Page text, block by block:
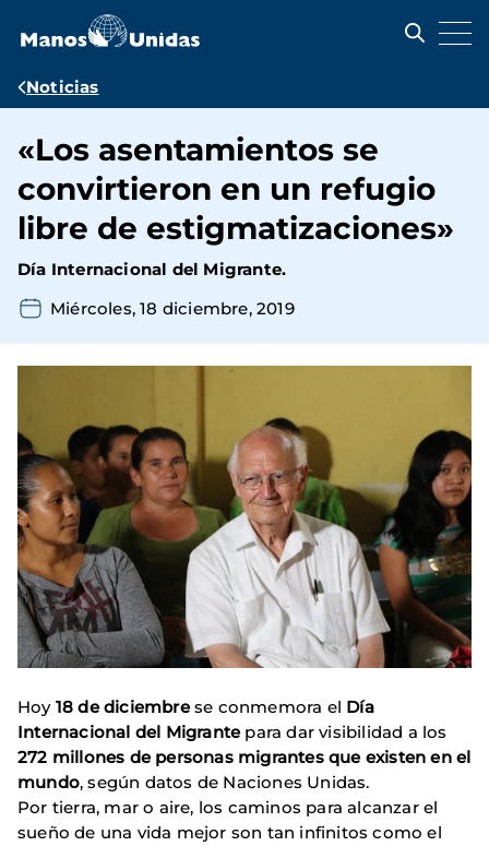
contenido
Ruta
navegación
Noticias
«Los asentamientos se
convirtieron en un refugio
libre de estigmatizaciones»
Día Internacional del Migrante.
Miércoles, 18 diciembre, 2019
Hoy 18 de diciembrese conmemora el Día
Internacional del Migrantepara dar visibilidad a los
272 millones de personas migrantes que existen en el
mundo, según datos de Naciones Unidas.
Por tierra, mar o aire, los caminos para alcanzar el
sueño de una vida mejor son tan infinitos como el